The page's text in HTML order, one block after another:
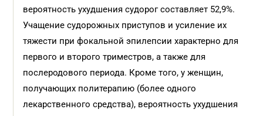
вероятность ухудшения судорог составляет 52,9%.
Учащение судорожных приступов и усиление их
тяжести при фокальной эпилепсии характерно для
первого и второго триместров, а также для
послеродового периода. Кроме того, у женщин,
получающих политерапию (более одного
лекарственного средства), вероятность ухудшения